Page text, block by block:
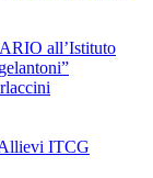
all’Istituto
ITCG